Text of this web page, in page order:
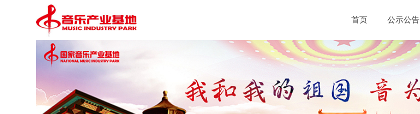
首页 公示公告